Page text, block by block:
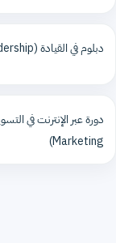
دبلوم في القيادة (Diploma in Leadership)
Marketing)